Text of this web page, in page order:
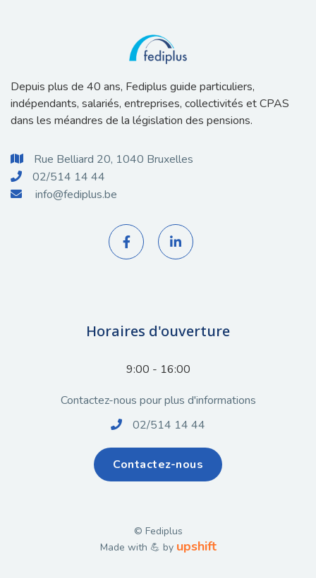
Depuis plus de 40 ans, Fediplus guide particuliers,
indépendants, salariés, entreprises, collectivités et CPAS
dans les méandres de la législation des pensions.
 Rue Belliard 20, 1040 Bruxelles
 02/514 14 44
 info@fediplus.be
 
Horaires d'ouverture
9:00 - 16:00
Contactez-nous pour plus d'informations
 02/514 14 44
Contactez-nous
© Fediplus
Made with 💪 by upshift